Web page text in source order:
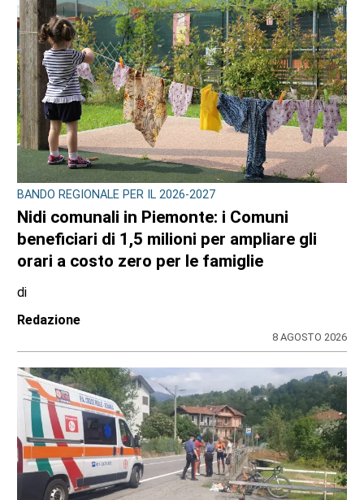
Angela Pastore
8 AGOSTO 2026
CRONACA
Ciclisti travolti a Lanzo: arrestato per
tentato omicidio il 73enne Giuseppe
Campagna. Spuntano le segnalazioni dei
lettori
Redazione
8 AGOSTO 2026